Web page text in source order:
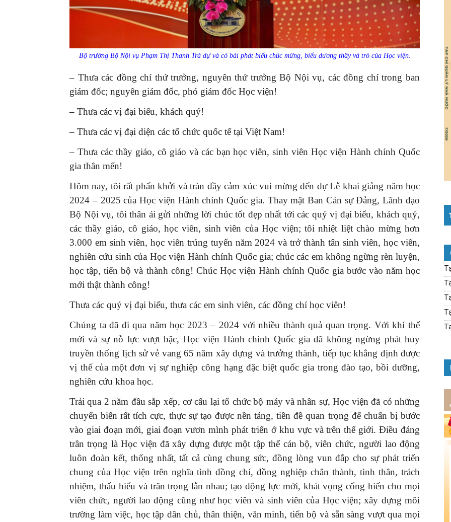
nước
Bộ trưởng Bộ Nội vụ Phạm Thị Thanh Trà dự và có bài phát biểu chúc mừng, biểu dương thầy và trò của Học viện.
– Thưa các đồng chí thứ trưởng, nguyên thứ trưởng Bộ Nội vụ, các đồng chí trong ban
giám đốc; nguyên giám đốc, phó giám đốc Học viện!
– Thưa các vị đại biểu, khách quý!
– Thưa các vị đại diện các tổ chức quốc tế tại Việt Nam!
– Thưa các thầy giáo, cô giáo và các bạn học viên, sinh viên Học viện Hành chính Quốc
gia thân mến!
Hôm nay, tôi rất phấn khởi và tràn đầy cảm xúc vui mừng đến dự Lễ khai giảng năm học
2024 – 2025 của Học viện Hành chính Quốc gia. Thay mặt Ban Cán sự Đảng, Lãnh đạo
Bộ Nội vụ, tôi thân ái gửi những lời chúc tốt đẹp nhất tới các quý vị đại biểu, khách quý,
các thầy giáo, cô giáo, học viên, sinh viên của Học viện; tôi nhiệt liệt chào mừng hơn
3.000 em sinh viên, học viên trúng tuyển năm 2024 và trở thành tân sinh viên, học viên,
nghiên cứu sinh của Học viện Hành chính Quốc gia; chúc các em không ngừng rèn luyện,
học tập, tiến bộ và thành công! Chúc Học viện Hành chính Quốc gia bước vào năm học
mới thật thành công!
Thưa các quý vị đại biểu, thưa các em sinh viên, các đồng chí học viên!
Chúng ta đã đi qua năm học 2023 – 2024 với nhiều thành quả quan trọng. Với khí thế
mới và sự nỗ lực vượt bậc, Học viện Hành chính Quốc gia đã không ngừng phát huy
truyền thống lịch sử vẻ vang 65 năm xây dựng và trưởng thành, tiếp tục khẳng định được
vị thế của một đơn vị sự nghiệp công hạng đặc biệt quốc gia trong đào tạo, bồi dưỡng,
nghiên cứu khoa học.
Trải qua 2 năm đầu sắp xếp, cơ cấu lại tổ chức bộ máy và nhân sự, Học viện đã có những
chuyển biến rất tích cực, thực sự tạo được nền tảng, tiền đề quan trọng để chuẩn bị bước
vào giai đoạn mới, giai đoạn vươn mình phát triển ở khu vực và trên thế giới. Điều đáng
trân trọng là Học viện đã xây dựng được một tập thể cán bộ, viên chức, người lao động
luôn đoàn kết, thống nhất, tất cả cùng chung sức, đồng lòng vun đắp cho sự phát triển
chung của Học viện trên nghĩa tình đồng chí, đồng nghiệp chân thành, tình thân, trách
nhiệm, thấu hiểu và trân trọng lẫn nhau; tạo động lực mới, khát vọng cống hiến cho mọi
viên chức, người lao động cũng như học viên và sinh viên của Học viện; xây dựng môi
trường làm việc, học tập dân chủ, thân thiện, văn minh, tiến bộ và sẵn sàng vượt qua mọi